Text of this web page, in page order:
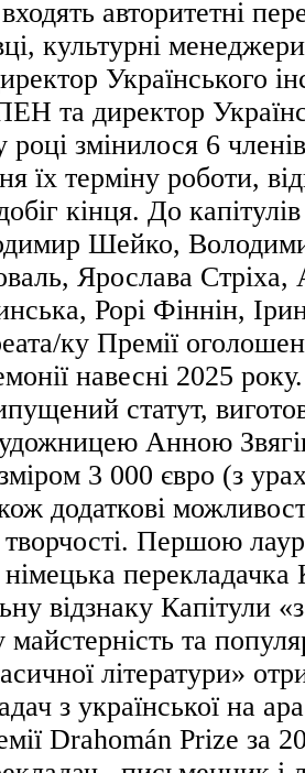
авторитетні
культурні
Українського
та директор
змінилося 6
їх терміну роботи,
кінця. До
Шейко,
Ярослава Стріха,
Рорі Фіннін,
ку Премії
навесні 2025
статут,
Анною
3 000 євро (з
додаткові
творчості. Першою
перекладачка
відзнаку Капітули
майстерність та
літератури»
з української на
Drahomán Prize за